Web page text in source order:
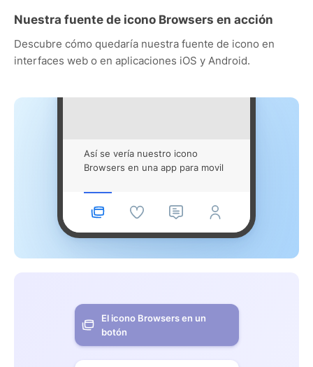
Nuestra fuente de icono Browsers en acción
Descubre cómo quedaría nuestra fuente de icono en
interfaces web o en aplicaciones iOS y Android.
Así se vería nuestro icono
Browsers en una app para movil
El icono Browsers en un
botón